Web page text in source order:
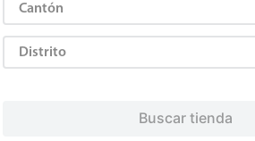
Cantón
Distrito
Buscar tienda